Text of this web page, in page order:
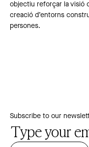
objectiu reforçar la visió
creació d’entorns
persones.
Subscribe to our